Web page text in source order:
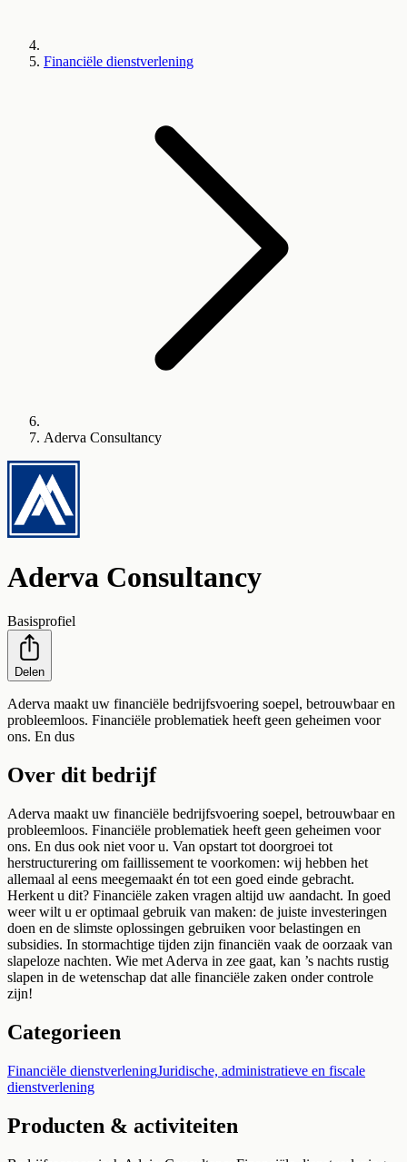
Financiële dienstverlening
Aderva Consultancy
Aderva Consultancy
Basisprofiel
Delen
Aderva maakt uw financiële bedrijfsvoering soepel, betrouwbaar en
probleemloos. Financiële problematiek heeft geen geheimen voor
ons. En dus
Over dit bedrijf
Aderva maakt uw financiële bedrijfsvoering soepel, betrouwbaar en
probleemloos. Financiële problematiek heeft geen geheimen voor
ons. En dus ook niet voor u. Van opstart tot doorgroei tot
herstructurering om faillissement te voorkomen: wij hebben het
allemaal al eens meegemaakt én tot een goed einde gebracht.
Herkent u dit? Financiële zaken vragen altijd uw aandacht. In goed
weer wilt u er optimaal gebruik van maken: de juiste investeringen
doen en de slimste oplossingen gebruiken voor belastingen en
subsidies. In stormachtige tijden zijn financiën vaak de oorzaak van
slapeloze nachten. Wie met Aderva in zee gaat, kan ’s nachts rustig
slapen in de wetenschap dat alle financiële zaken onder controle
zijn!
Categorieen
Financiële dienstverleningJuridische, administratieve en fiscale
dienstverlening
Producten & activiteiten